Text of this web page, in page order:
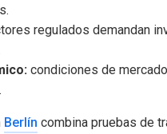
regulados demandan
condiciones de
Berlín combina pruebas de